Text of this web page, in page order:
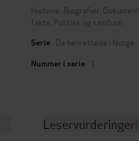
Historie Biografier
fakta Politikk og samfunn
Serie De henrettede i Norge
Nummer i serie 1
Leservurderinger